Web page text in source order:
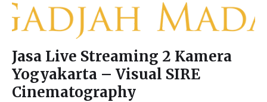
Jasa Live Streaming 2 Kamera
Yogyakarta – Visual SIRE
Cinematography